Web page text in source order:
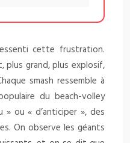
cette frustration.
plus grand, plus explosif,
smash ressemble à
du beach-volley
ou « d’anticiper », des
On observe les géants